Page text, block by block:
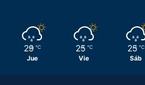
29 ℃
Jue
25 ℃
Vie
25 ℃
Sáb